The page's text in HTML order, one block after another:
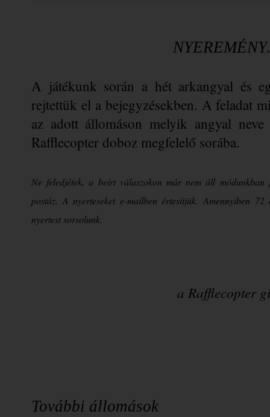
A játékunk során a hét arkangyal és
rejtettük el a bejegyzésekben. A feladat
az adott állomáson melyik angyal
Rafflecopter doboz megfelelő sorába.
Ne feledjétek, a beírt válaszokon már nem áll
postáz. A nyerteseket e-mailben értesítjük. Amennyiben
nyertest sorsolunk.
a Rafflecopter
További állomások